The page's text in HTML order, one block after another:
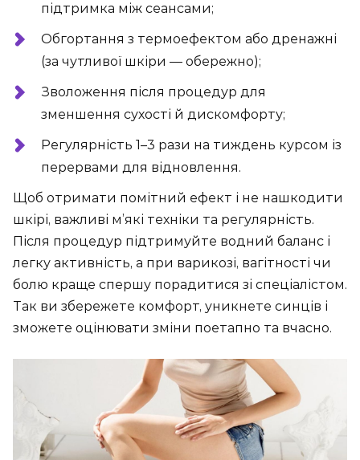
підтримка між сеансами;
Обгортання з термоефектом або дренажні
(за чутливої шкіри — обережно);
Зволоження після процедур для
зменшення сухості й дискомфорту;
Регулярність 1–3 рази на тиждень курсом із
перервами для відновлення.
Щоб отримати помітний ефект і не нашкодити
шкірі, важливі м’які техніки та регулярність.
Після процедур підтримуйте водний баланс і
легку активність, а при варикозі, вагітності чи
болю краще спершу порадитися зі спеціалістом.
Так ви збережете комфорт, уникнете синців і
зможете оцінювати зміни поетапно та вчасно.